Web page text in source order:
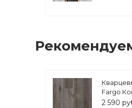
Fargo
экстра
2 590